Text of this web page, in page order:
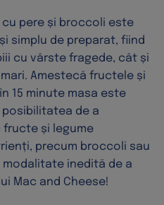
pere și broccoli este
simplu de preparat, fiind
cu vârste fragede, cât și
Amestecă fructele și
15 minute masa este
de a
fructe și legume
precum broccoli sau
modalitate inedită de a
Mac and Cheese!